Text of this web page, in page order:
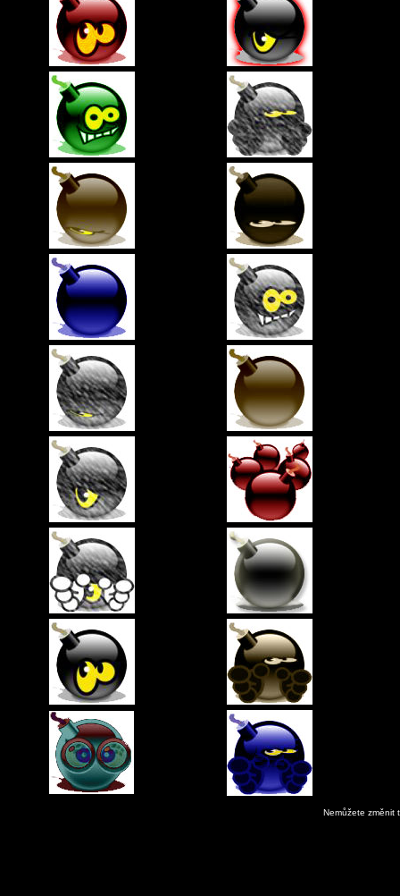
Nemůžete změnit